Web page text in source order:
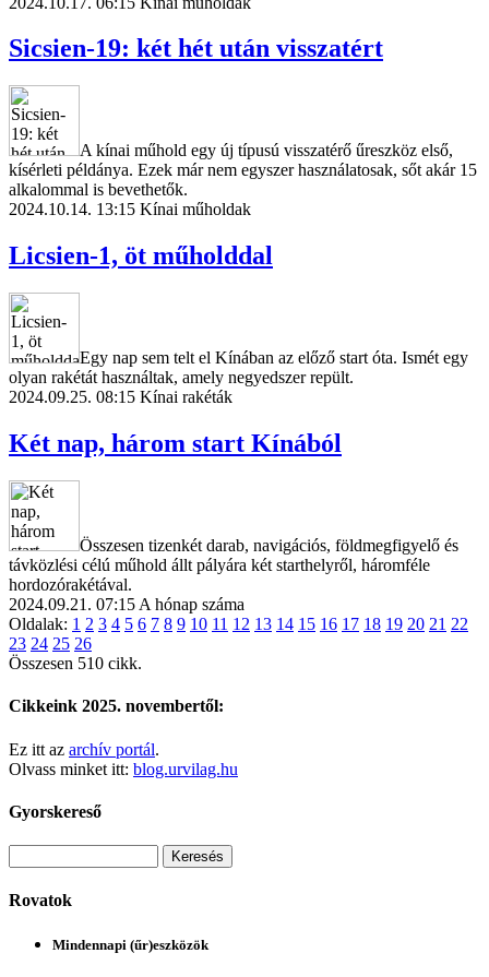
Sicsien-19: két hét után visszatért
A kínai műhold egy új típusú visszatérő űreszköz első,
kísérleti példánya. Ezek már nem egyszer használatosak, sőt akár 15
alkalommal is bevethetők.
2024.10.14. 13:15 Kínai műholdak
Licsien-1, öt műholddal
Egy nap sem telt el Kínában az előző start óta. Ismét egy
olyan rakétát használtak, amely negyedszer repült.
2024.09.25. 08:15 Kínai rakéták
Két nap, három start Kínából
Összesen tizenkét darab, navigációs, földmegfigyelő és
távközlési célú műhold állt pályára két starthelyről, háromféle
hordozórakétával.
2024.09.21. 07:15 A hónap száma
Oldalak: 1 2 3 4 5 6 7 8 9 10 11 12 13 14 15 16 17 18 19 20 21 22
23 24 25 26
Összesen 510 cikk.
Cikkeink 2025. novembertől:
Ez itt az archív portál.
Olvass minket itt: blog.urvilag.hu
Gyorskereső
Rovatok
Mindennapi (űr)eszközök